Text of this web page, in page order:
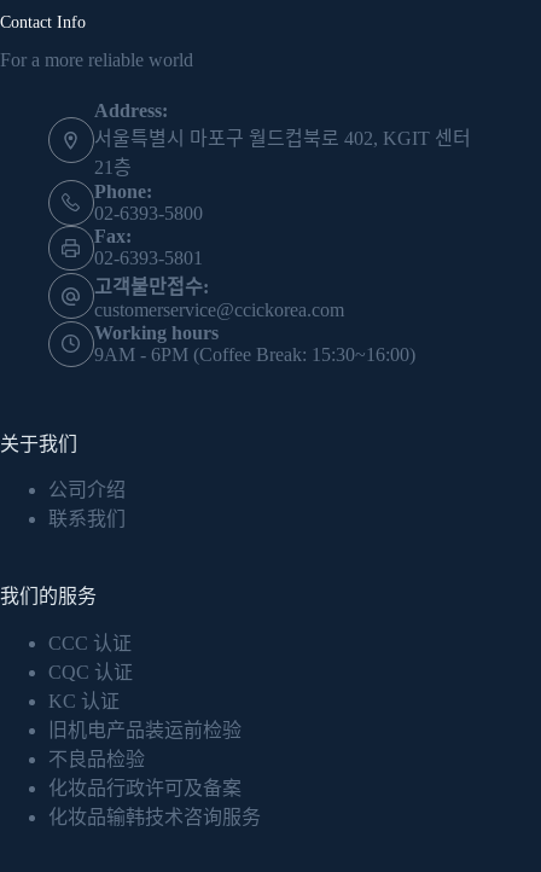
Contact Info
For a more reliable world
Address:
서울특별시 마포구 월드컵북로 402, KGIT 센터
21층
Phone:
02-6393-5800
Fax:
02-6393-5801
고객불만접수:
customerservice@ccickorea.com
Working hours
9AM - 6PM (Coffee Break: 15:30~16:00)
关于我们
公司介绍
联系我们
我们的服务
CCC 认证
CQC 认证
KC 认证
旧机电产品装运前检验
不良品检验
化妆品行政许可及备案
化妆品输韩技术咨询服务